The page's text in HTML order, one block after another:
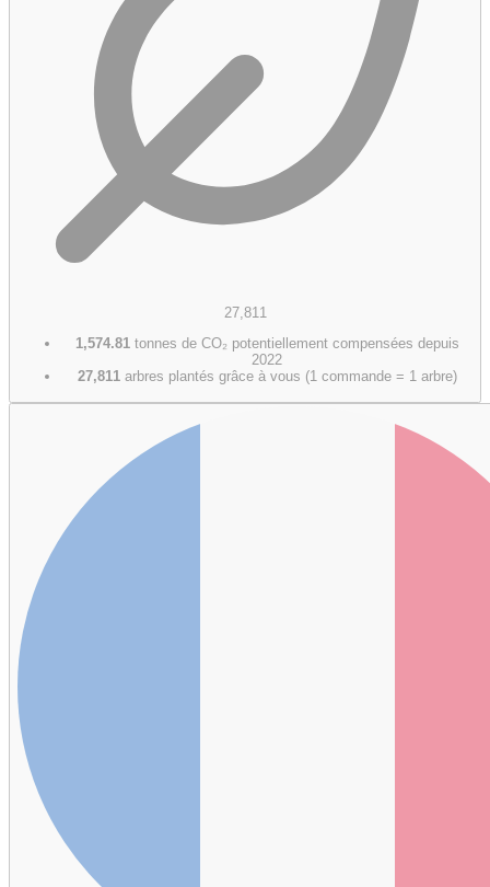
27,811
1,574.81tonnes de CO₂ potentiellement compensées depuis
2022
27,811 arbres plantés grâce à vous (1 commande = 1 arbre)